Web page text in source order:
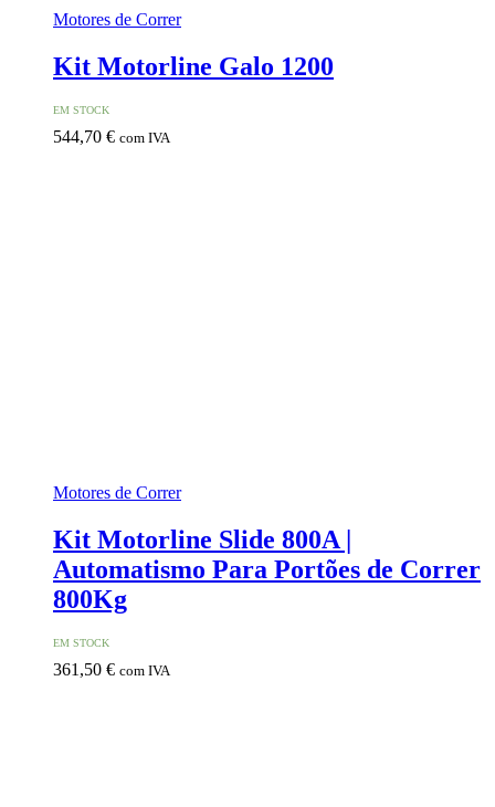
Motores de Correr
Kit Motorline Galo 1200
EM STOCK
544,70 € com IVA
Motores de Correr
Kit Motorline Slide 800A |
Automatismo Para Portões de Correr
800Kg
EM STOCK
361,50 € com IVA